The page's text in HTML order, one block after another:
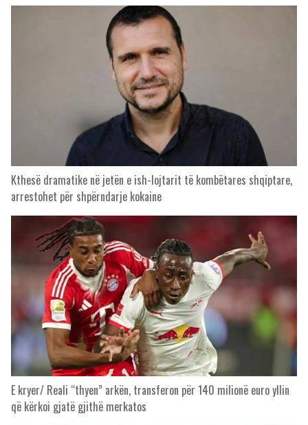
Kthesë dramatike në jetën e ish-lojtarit të kombëtares shqiptare,
arrestohet për shpërndarje kokaine
E kryer/ Reali “thyen” arkën, transferon për 140 milionë euro yllin
që kërkoi gjatë gjithë merkatos